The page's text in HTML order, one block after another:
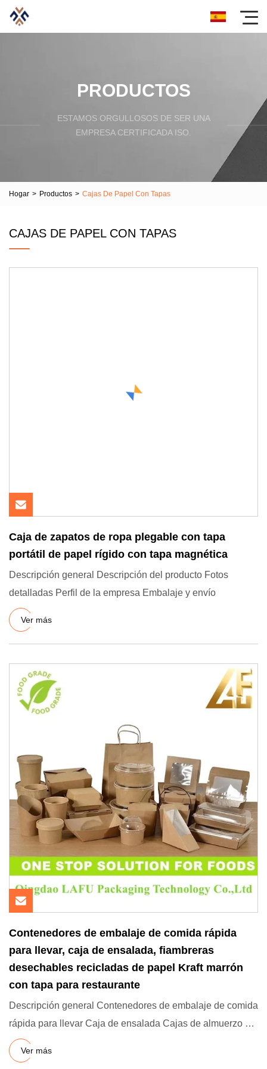
PRODUCTOS
ESTAMOS ORGULLOSOS DE SER UNA
EMPRESA CERTIFICADA ISO.
Hogar > Productos > Cajas De Papel Con Tapas
CAJAS DE PAPEL CON TAPAS
Caja de zapatos de ropa plegable con tapa
portátil de papel rígido con tapa magnética
Descripción general Descripción del producto Fotos
detalladas Perfil de la empresa Embalaje y envío
Ver más
Contenedores de embalaje de comida rápida
para llevar, caja de ensalada, fiambreras
desechables recicladas de papel Kraft marrón
con tapa para restaurante
Descripción general Contenedores de embalaje de comida
rápida para llevar Caja de ensalada Cajas de almuerzo de
papel Kr
Ver más